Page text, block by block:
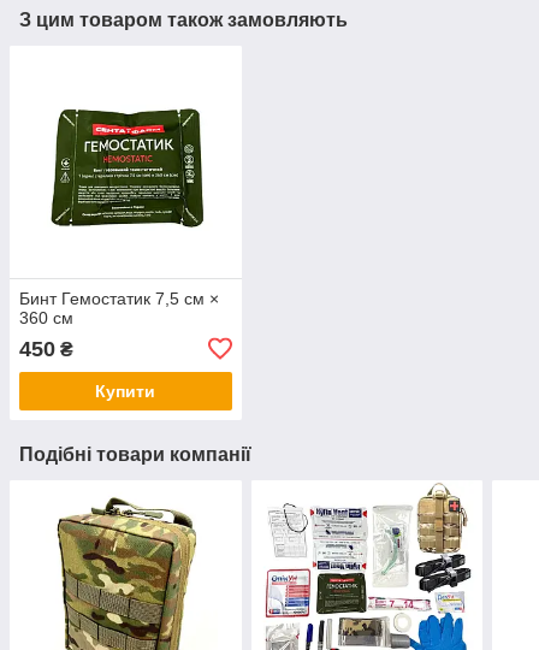
З цим товаром також замовляють
Бинт Гемостатик 7,5 см ×
360 см
450 ₴
Купити
Подібні товари компанії